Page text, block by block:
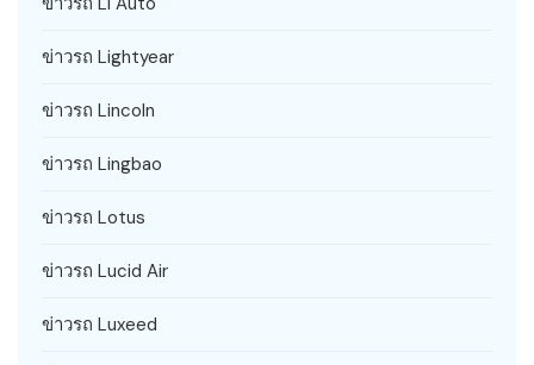
ข่าวรถ Lightyear
ข่าวรถ Lincoln
ข่าวรถ Lingbao
ข่าวรถ Lotus
ข่าวรถ Lucid Air
ข่าวรถ Luxeed